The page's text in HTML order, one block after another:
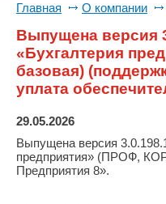
Главная О компании
Выпущена версия
«Бухгалтерия
базовая)
уплата
29.05.2026
Выпущена версия
предприятия» (ПРОФ,
Предприятия 8».